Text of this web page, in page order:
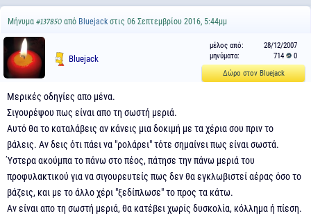
Μήνυμα #137850 από Bluejack στις 06 Σεπτεμβρίου 2016, 5:44μμ
Bluejack
μέλος από:
28/12/2007
μηνύματα:
714
0
Δώρο στον Bluejack
Μερικές οδηγίες απο μένα.
Σιγουρέψου πως είναι απο τη σωστή μεριά.
Αυτό θα το καταλάβεις αν κάνεις μια δοκιμή με τα χέρια σου πριν το
βάλεις. Αν δεις ότι πάει να "ρολάρει" τότε σημαίνει πως είναι σωστά.
Ύστερα ακούμπα το πάνω στο πέος, πάτησε την πάνω μεριά του
προφυλακτικού για να σιγουρευτείς πως δεν θα εγκλωβιστεί αέρας όσο το
βάζεις, και με το άλλο χέρι "ξεδίπλωσε" το προς τα κάτω.
Αν είναι απο τη σωστή μεριά, θα κατέβει χωρίς δυσκολία, κόλλημα ή πίεση.